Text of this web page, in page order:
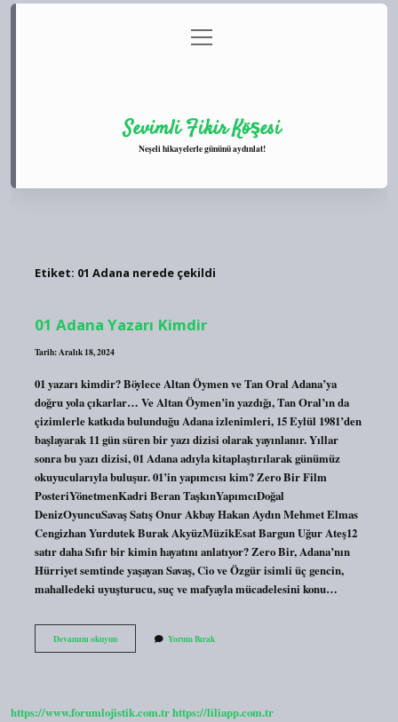
Gizlilik Politikası
menüyü
aç
Sevimli Fikir Köşesi
Neşeli hikayelerle gününü aydınlat!
Etiket: 01 Adana nerede çekildi
01 Adana Yazarı Kimdir
Tarih: Aralık 18, 2024
01 yazarı kimdir? Böylece Altan Öymen ve Tan Oral Adana’ya
doğru yola çıkarlar… Ve Altan Öymen’in yazdığı, Tan Oral’ın da
çizimlerle katkıda bulunduğu Adana izlenimleri, 15 Eylül 1981’den
başlayarak 11 gün süren bir yazı dizisi olarak yayınlanır. Yıllar
sonra bu yazı dizisi, 01 Adana adıyla kitaplaştırılarak günümüz
okuyucularıyla buluşur. 01’in yapımcısı kim? Zero Bir Film
PosteriYönetmenKadri Beran TaşkınYapımcıDoğal
DenizOyuncuSavaş Satış Onur Akbay Hakan Aydın Mehmet Elmas
Cengizhan Yurdutek Burak AkyüzMüzikEsat Bargun Uğur Ateş12
satır daha Sıfır bir kimin hayatını anlatıyor? Zero Bir, Adana’nın
Hürriyet semtinde yaşayan Savaş, Cio ve Özgür isimli üç gencin,
mahalledeki uyuşturucu, suç ve mafyayla mücadelesini konu…
Devamını okuyun01
Adana
Yorum Bırak
https://www.forumlojistik.com.trhttps://liliapp.com.tr